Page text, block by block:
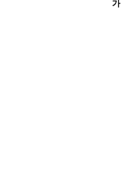
가